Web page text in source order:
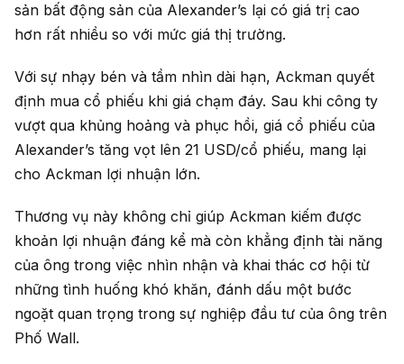
sản bất động sản của Alexander’s lại có giá trị cao
hơn rất nhiều so với mức giá thị trường.
Với sự nhạy bén và tầm nhìn dài hạn, Ackman quyết
định mua cổ phiếu khi giá chạm đáy. Sau khi công ty
vượt qua khủng hoảng và phục hồi, giá cổ phiếu của
Alexander’s tăng vọt lên 21 USD/cổ phiếu, mang lại
cho Ackman lợi nhuận lớn.
Thương vụ này không chỉ giúp Ackman kiếm được
khoản lợi nhuận đáng kể mà còn khẳng định tài năng
của ông trong việc nhìn nhận và khai thác cơ hội từ
những tình huống khó khăn, đánh dấu một bước
ngoặt quan trọng trong sự nghiệp đầu tư của ông trên
Phố Wall.